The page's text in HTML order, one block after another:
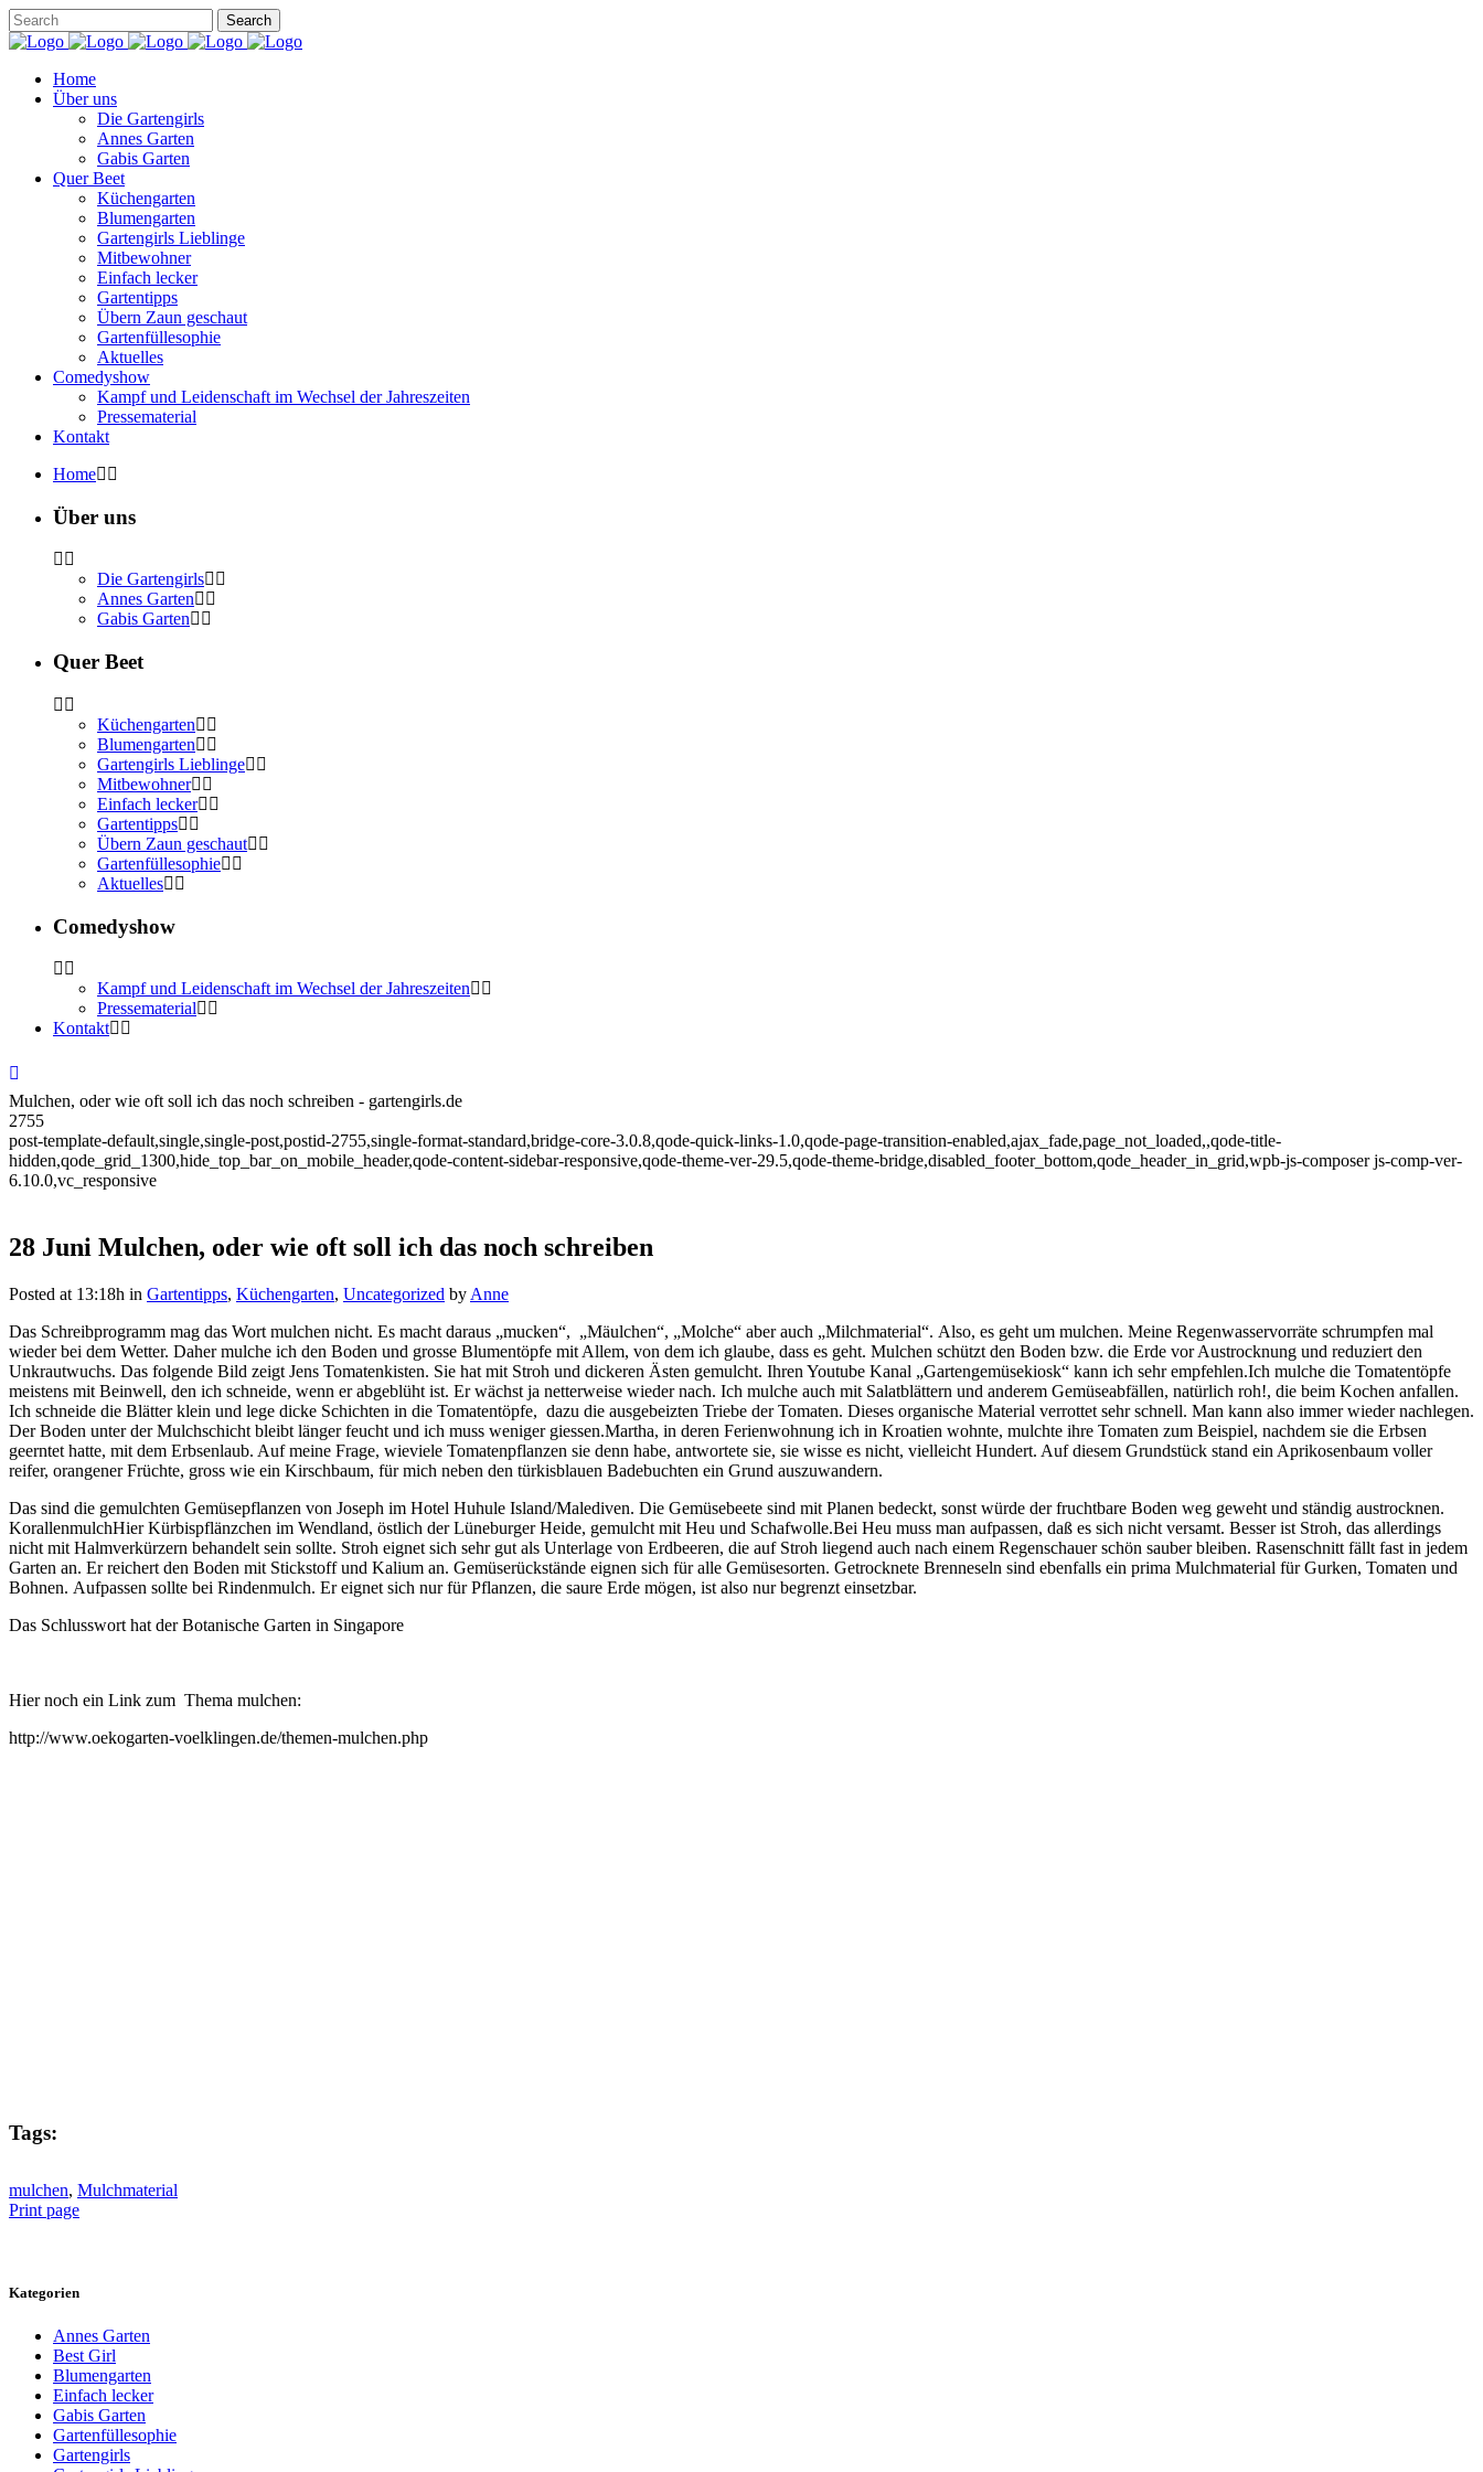
Home
Über uns
Die Gartengirls
Annes Garten
Gabis Garten
Quer Beet
Küchengarten
Blumengarten
Gartengirls Lieblinge
Mitbewohner
Einfach lecker
Gartentipps
Übern Zaun geschaut
Gartenfüllesophie
Aktuelles
Comedyshow
Kampf und Leidenschaft im Wechsel der Jahreszeiten
Pressematerial
Kontakt
Home
Über uns
Die Gartengirls
Annes Garten
Gabis Garten
Quer Beet
Küchengarten
Blumengarten
Gartengirls Lieblinge
Mitbewohner
Einfach lecker
Gartentipps
Übern Zaun geschaut
Gartenfüllesophie
Aktuelles
Comedyshow
Kampf und Leidenschaft im Wechsel der Jahreszeiten
Pressematerial
Kontakt
Mulchen, oder wie oft soll ich das noch schreiben - gartengirls.de
2755
post-template-default,single,single-post,postid-2755,single-format-standard,bridge-core-3.0.8,qode-quick-links-1.0,qode-page-transition-enabled,ajax_fade,page_not_loaded,,qode-title-
hidden,qode_grid_1300,hide_top_bar_on_mobile_header,qode-content-sidebar-responsive,qode-theme-ver-29.5,qode-theme-bridge,disabled_footer_bottom,qode_header_in_grid,wpb-js-composer js-comp-ver-
6.10.0,vc_responsive
28 Juni Mulchen, oder wie oft soll ich das noch schreiben
Posted at 13:18h in Gartentipps, Küchengarten, Uncategorized by Anne
Das Schreibprogramm mag das Wort mulchen nicht. Es macht daraus „mucken“, „Mäulchen“, „Molche“ aber auch „Milchmaterial“. Also, es geht um mulchen. Meine Regenwasservorräte schrumpfen mal
wieder bei dem Wetter. Daher mulche ich den Boden und grosse Blumentöpfe mit Allem, von dem ich glaube, dass es geht. Mulchen schützt den Boden bzw. die Erde vor Austrocknung und reduziert den
Unkrautwuchs. Das folgende Bild zeigt Jens Tomatenkisten. Sie hat mit Stroh und dickeren Ästen gemulcht. Ihren Youtube Kanal „Gartengemüsekiosk“ kann ich sehr empfehlen.Ich mulche die Tomatentöpfe
meistens mit Beinwell, den ich schneide, wenn er abgeblüht ist. Er wächst ja netterweise wieder nach. Ich mulche auch mit Salatblättern und anderem Gemüseabfällen, natürlich roh!, die beim Kochen anfallen.
Ich schneide die Blätter klein und lege dicke Schichten in die Tomatentöpfe, dazu die ausgebeizten Triebe der Tomaten. Dieses organische Material verrottet sehr schnell. Man kann also immer wieder nachlegen.
Der Boden unter der Mulchschicht bleibt länger feucht und ich muss weniger giessen.Martha, in deren Ferienwohnung ich in Kroatien wohnte, mulchte ihre Tomaten zum Beispiel, nachdem sie die Erbsen
geerntet hatte, mit dem Erbsenlaub. Auf meine Frage, wieviele Tomatenpflanzen sie denn habe, antwortete sie, sie wisse es nicht, vielleicht Hundert. Auf diesem Grundstück stand ein Aprikosenbaum voller
reifer, orangener Früchte, gross wie ein Kirschbaum, für mich neben den türkisblauen Badebuchten ein Grund auszuwandern.
Das sind die gemulchten Gemüsepflanzen von Joseph im Hotel Huhule Island/Malediven. Die Gemüsebeete sind mit Planen bedeckt, sonst würde der fruchtbare Boden weg geweht und ständig austrocknen.
KorallenmulchHier Kürbispflänzchen im Wendland, östlich der Lüneburger Heide, gemulcht mit Heu und Schafwolle.Bei Heu muss man aufpassen, daß es sich nicht versamt. Besser ist Stroh, das allerdings
nicht mit Halmverkürzern behandelt sein sollte. Stroh eignet sich sehr gut als Unterlage von Erdbeeren, die auf Stroh liegend auch nach einem Regenschauer schön sauber bleiben. Rasenschnitt fällt fast in jedem
Garten an. Er reichert den Boden mit Stickstoff und Kalium an. Gemüserückstände eignen sich für alle Gemüsesorten. Getrocknete Brenneseln sind ebenfalls ein prima Mulchmaterial für Gurken, Tomaten und
Bohnen. Aufpassen sollte bei Rindenmulch. Er eignet sich nur für Pflanzen, die saure Erde mögen, ist also nur begrenzt einsetzbar.
Das Schlusswort hat der Botanische Garten in Singapore
Hier noch ein Link zum Thema mulchen:
http://www.oekogarten-voelklingen.de/themen-mulchen.php
Tags:
mulchen, Mulchmaterial
Print page
Kategorien
Annes Garten
Best Girl
Blumengarten
Einfach lecker
Gabis Garten
Gartenfüllesophie
Gartengirls